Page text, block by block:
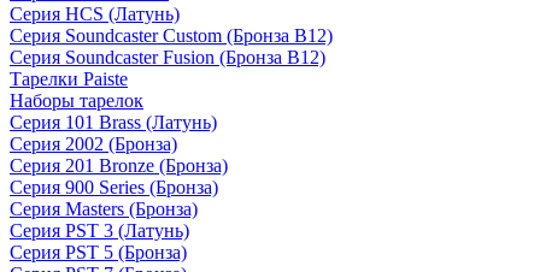
Серия HCS (Латунь)
Серия Soundcaster Custom (Бронза B12)
Серия Soundcaster Fusion (Бронза B12)
Тарелки Paiste
Наборы тарелок
Серия 101 Brass (Латунь)
Серия 2002 (Бронза)
Серия 201 Bronze (Бронза)
Серия 900 Series (Бронза)
Серия Masters (Бронза)
Серия PST 3 (Латунь)
Серия PST 5 (Бронза)